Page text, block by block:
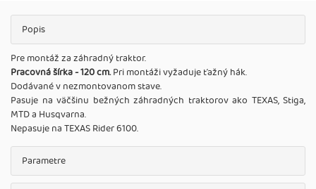
Popis
Pre montáž za záhradný traktor.
Pracovná šírka - 120 cm.Pri montáži vyžaduje ťažný hák.
Dodávané v nezmontovanom stave.
Pasuje na väčšinu bežných záhradných traktorov ako TEXAS, Stiga,
MTD a Husqvarna.
Nepasuje na TEXAS Rider 6100.
Parametre